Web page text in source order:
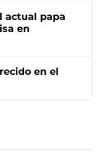
actual papa
en
en el